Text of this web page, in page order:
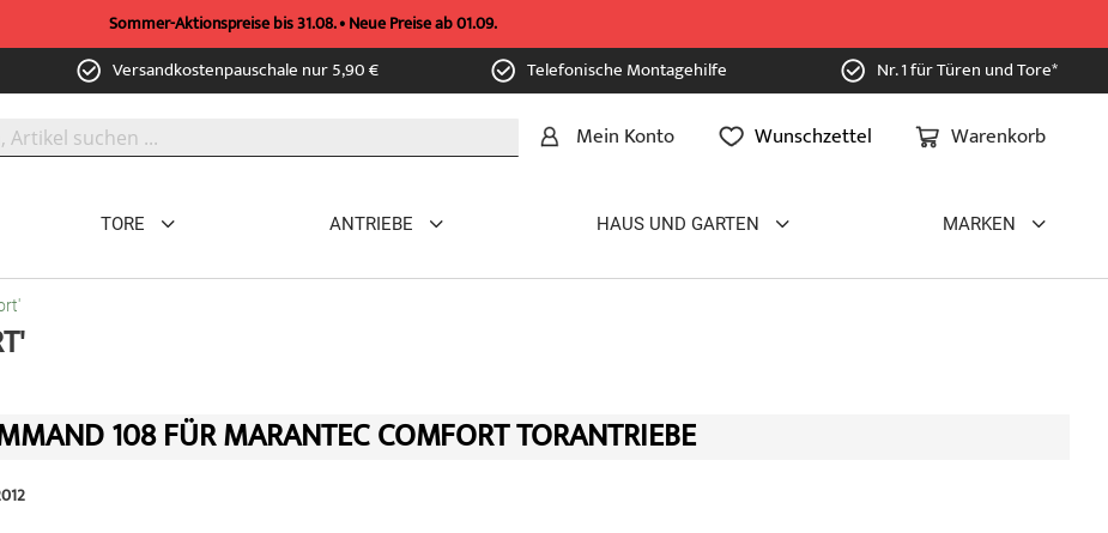
Sommer-Aktionspreise bis 31.08. • Neue Preise ab 01.09.
Versandkostenpauschale nur 5,90 € Telefonische Montagehilfe Nr. 1 für Türen und Tore*
Warenkorb
Mein Konto Wunschzettel
TORE ANTRIEBE HAUS UND GARTEN MARKEN
108 FÜR MARANTEC COMFORT TORANTRIEBE